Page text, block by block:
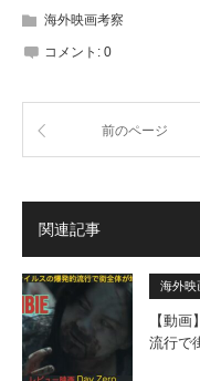
海外映画考察
コメント: 0
前のページ
関連記事
海外映
【動
流行で